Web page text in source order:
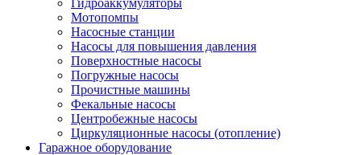
Гидроаккумуляторы
Мотопомпы
Насосные станции
Насосы для повышения давления
Поверхностные насосы
Погружные насосы
Прочистные машины
Фекальные насосы
Центробежные насосы
Циркуляционные насосы (отопление)
Гаражное оборудование